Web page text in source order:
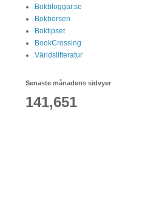
Bokbloggar.se
Bokbörsen
Boktipset
BookCrossing
Världslitteratur
Senaste månadens sidvyer
141,651